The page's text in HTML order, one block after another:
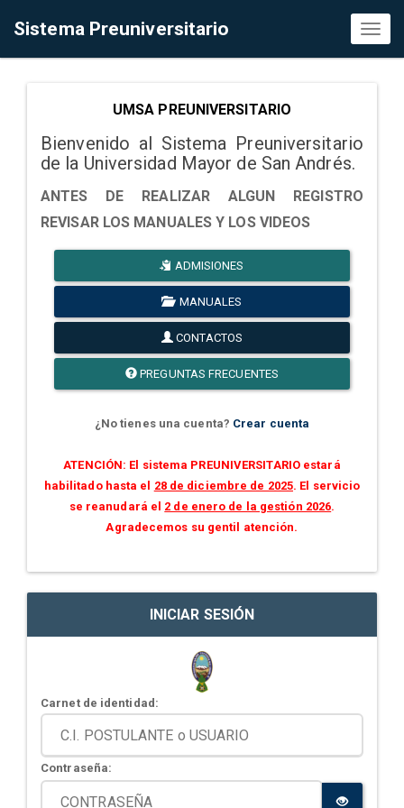
Sistema Preuniversitario
UMSA PREUNIVERSITARIO
Bienvenido al Sistema Preuniversitario
de la Universidad Mayor de San Andrés.
ANTES DE REALIZAR ALGUN REGISTRO
REVISAR LOS MANUALES Y LOS VIDEOS
ADMISIONES
MANUALES
CONTACTOS
PREGUNTAS FRECUENTES
¿No tienes una cuenta? Crear cuenta
ATENCIÓN: El sistema PREUNIVERSITARIO estará
habilitado hasta el 28 de diciembre de 2025. El servicio
se reanudará el 2 de enero de la gestión 2026.
Agradecemos su gentil atención.
INICIAR SESIÓN
Carnet de identidad:
Contraseña: